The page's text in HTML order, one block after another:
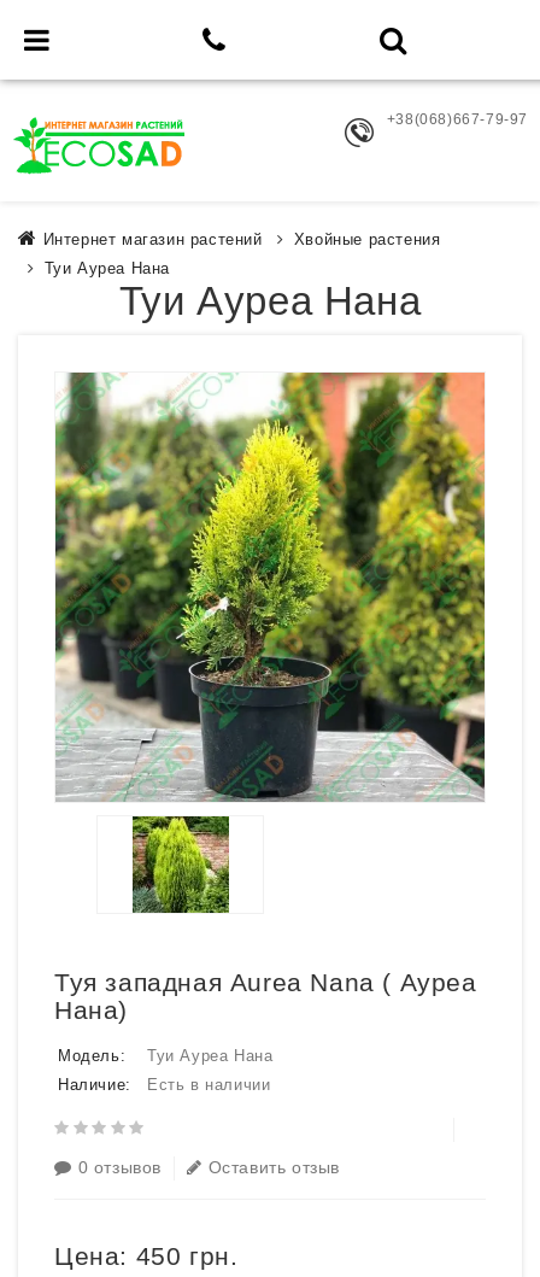
+38(068)667-79-97
Интернет магазин растений
Хвойные растения
Туи Ауреа Нана
Туи Ауреа Нана
Туя западная Aurea Nana ( Ауреа
Нана)
Модель:
Туи Ауреа Нана
Наличие:
Есть в наличии
0 отзывов Оставить отзыв
Цена: 450 грн.